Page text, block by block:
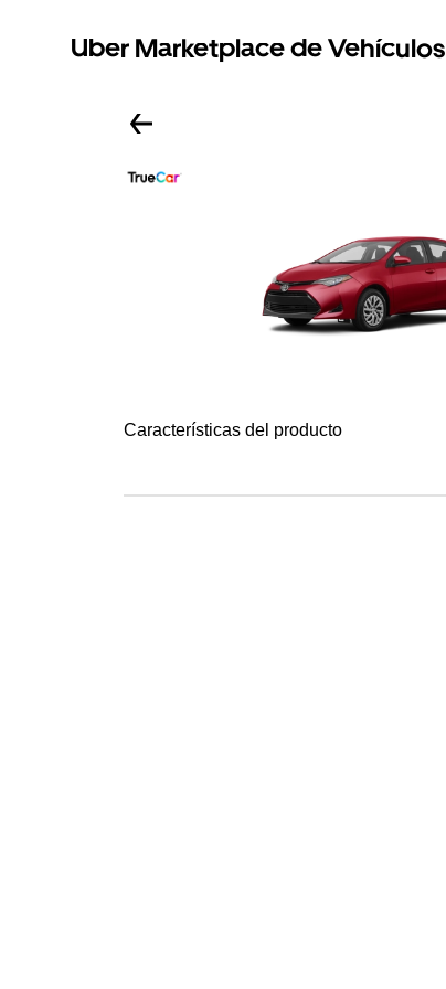
Uber Marketplace de Vehículos
Características del producto